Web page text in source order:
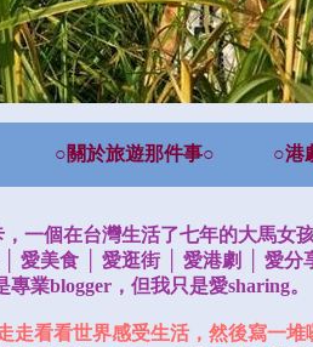
○關於旅遊那件事○ ○港
一個在台灣生活了七年的大馬女孩
愛美食 │ 愛逛街 │ 愛港劇 │ 愛分
專業blogger，但我只是愛sharing。
走看看世界感受生活，然後寫一堆